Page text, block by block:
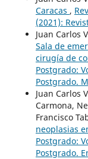
Caracas ,
(2021):
Juan Carlos
Sala de
cirugía de
Postgrado:
Postgrado.
Juan Carlos
Carmona,
Francisco
neoplasias
Postgrado:
Postgrado.